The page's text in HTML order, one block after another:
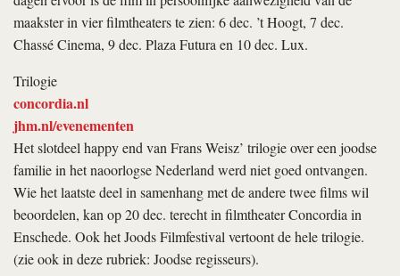
maakster in vier filmtheaters te zien: 6 dec. ’t Hoogt, 7 dec.
Chassé Cinema, 9 dec. Plaza Futura en 10 dec. Lux.
Trilogie
concordia.nl
jhm.nl/evenementen
Het slotdeelhappy endvan Frans Weisz’ trilogie over een joodse
familie in het naoorlogse Nederland werd niet goed ontvangen.
Wie het laatste deel in samenhang met de andere twee films wil
beoordelen, kan op 20 dec. terecht in filmtheater Concordia in
Enschede. Ook het Joods Filmfestival vertoont de hele trilogie.
(zie ook in deze rubriek: Joodse regisseurs).